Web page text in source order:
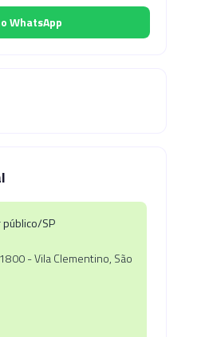
WhatsApp
público/SP
- Vila Clementino, São